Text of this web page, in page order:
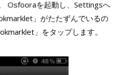
Osfooraを起動し、Settingsへ
」がたたずんでいるの
」をタップします。